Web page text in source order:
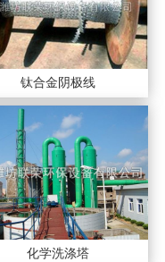
钛合金阴极线
化学洗涤塔